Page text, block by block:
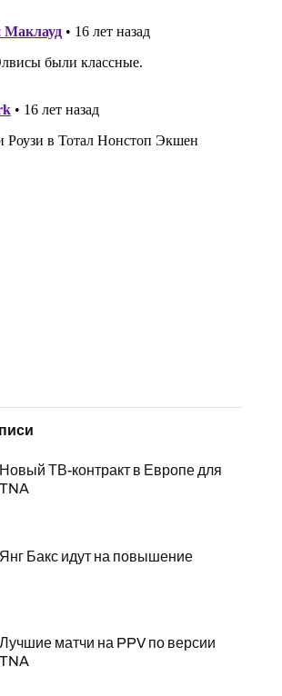
Новый ТВ-контракт в Европе для
TNA
Янг Бакс идут на повышение
Лучшие матчи на PPV по версии
TNA